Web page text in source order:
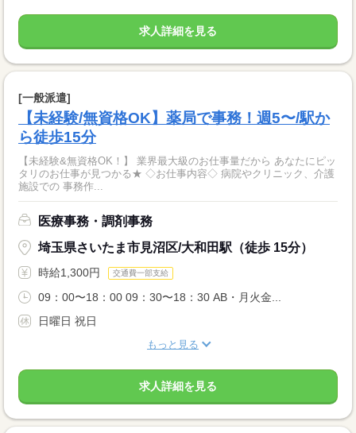
求人詳細を見る
[一般派遣]
【未経験/無資格OK】薬局で事務！週5〜/駅か
ら徒歩15分
【未経験&無資格OK！】 業界最大級のお仕事量だから あなたにピッ
タリのお仕事が見つかる★ ◇お仕事内容◇ 病院やクリニック、介護
施設での 事務作...
医療事務・調剤事務
埼玉県さいたま市見沼区/大和田駅（徒歩 15分）
時給1,300円 交通費一部支給
09：00〜18：00 09：30〜18：30 AB・月火金...
日曜日 祝日
もっと見る
求人詳細を見る